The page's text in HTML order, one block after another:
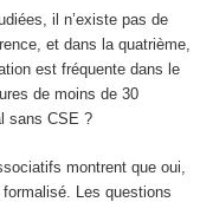
il n’existe pas de
et dans la quatrième,
est fréquente dans le
de moins de 30
sans CSE ?
montrent que oui,
Les questions